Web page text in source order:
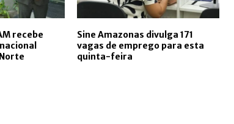
recebe
Sine Amazonas divulga 171
vagas de emprego para esta
quinta-feira